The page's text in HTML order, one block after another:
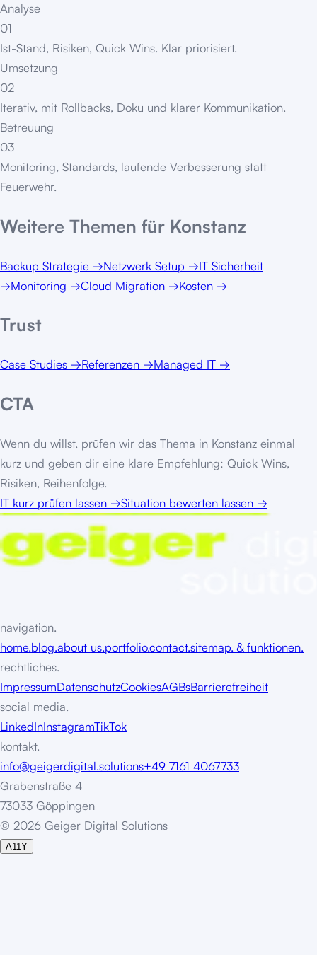
Analyse
01
Ist-Stand, Risiken, Quick Wins. Klar priorisiert.
Umsetzung
02
Iterativ, mit Rollbacks, Doku und klarer Kommunikation.
Betreuung
03
Monitoring, Standards, laufende Verbesserung statt
Feuerwehr.
Weitere Themen für Konstanz
Backup Strategie →Netzwerk Setup →IT Sicherheit
→Monitoring →Cloud Migration →Kosten →
Trust
Case Studies →Referenzen →Managed IT →
CTA
Wenn du willst, prüfen wir das Thema in Konstanz einmal
kurz und geben dir eine klare Empfehlung: Quick Wins,
Risiken, Reihenfolge.
IT kurz prüfen lassen →Situation bewerten lassen →
navigation.
home.blog.about us.portfolio.contact.sitemap. & funktionen.
rechtliches.
ImpressumDatenschutzCookiesAGBsBarrierefreiheit
social media.
LinkedInInstagramTikTok
kontakt.
info@geigerdigital.solutions+49 7161 4067733
Grabenstraße 4
73033 Göppingen
© 2026 Geiger Digital Solutions
A11Y